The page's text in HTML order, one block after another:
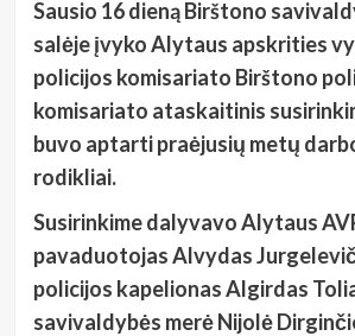
Sausio 16 dieną Birštono
salėje įvyko Alytaus apskrities
policijos komisariato Birštono
komisariato ataskaitinis
buvo aptarti praėjusių metų
rodikliai.
Susirinkime dalyvavo Alytaus
pavaduotojas Alvydas
policijos kapelionas Algirdas
savivaldybės merė Nijolė